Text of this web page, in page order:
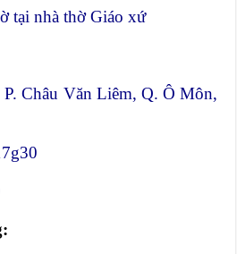
tại nhà thờ Giáo xứ
Châu Văn Liêm, Q. Ô Môn,
17g30